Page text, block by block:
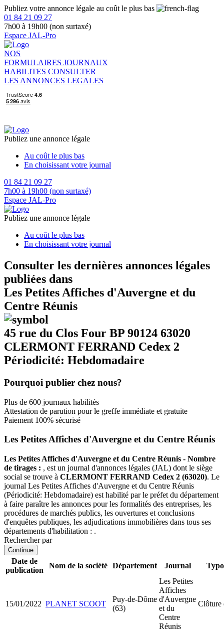
Publiez votre annonce légale au coût le plus bas
01 84 21 09 27
7h00 à 19h00 (non surtaxé)
Espace JAL-Pro
NOS
FORMULAIRES JOURNAUX
HABILITES CONSULTER
LES ANNONCES LEGALES
Publiez une annonce légale
Au coût le plus bas
En choisissant votre journal
01 84 21 09 27
7h00 à 19h00 (non surtaxé)
Espace JAL-Pro
Publiez une annonce légale
Au coût le plus bas
En choisissant votre journal
Consulter les dernières annonces légales
publiées dans
Les Petites Affiches d'Auvergne et du
Centre Réunis
45 rue du Clos Four BP 90124 63020
CLERMONT FERRAND Cedex 2
Périodicité: Hebdomadaire
Pourquoi publier chez nous?
Plus de 600 journaux habilités
Attestation de parution pour le greffe immédiate et gratuite
Paiement 100% sécurisé
Les Petites Affiches d'Auvergne et du Centre Réunis
Les Petites Affiches d'Auvergne et du Centre Réunis - Nombre
de tirages : , est un journal d'annonces légales (JAL) dont le siège
social se trouve à CLERMONT FERRAND Cedex 2 (63020). Le
journal Les Petites Affiches d'Auvergne et du Centre Réunis
(Périodicité: Hebdomadaire) est habilité par le préfet du département
à faire paraître les annonces pour les formalités des entreprises, les
procédures de marchés publics, les ouvertures et conclusions
d'enquêtes publiques, les adjudications immobilières dans tous ses
départements d'habilitation : .
Rechercher par
Continue
Date de
publication
Nom de la société Département Journal
15/01/2022 PLANET SCOOT
Puy-de-Dôme
(63)
Les Petites
Affiches
d'Auvergne
et du
Centre
Réunis
Clôture